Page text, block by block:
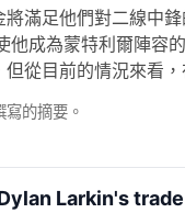
滿足他們對二線中
他成為蒙特利爾陣容
從目前的情況來看
的摘要。